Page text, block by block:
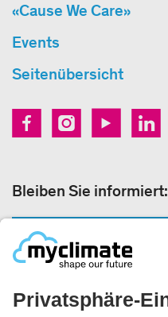
«Cause We Care»
Events
Seitenübersicht
Bleiben Sie informiert:
Rechtliches: